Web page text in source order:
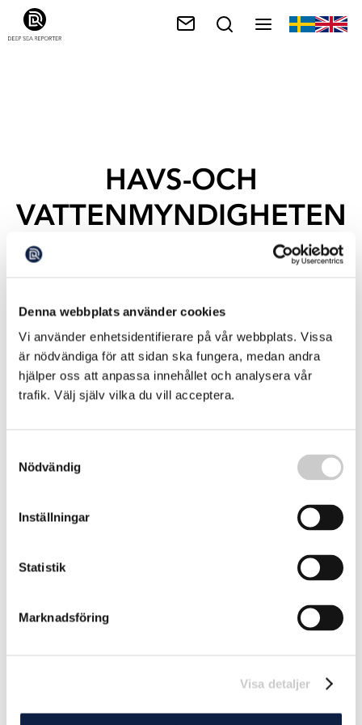
Denna webbplats använder cookies
Vi använder enhetsidentifierare på vår webbplats. Vissa
är nödvändiga för att sidan ska fungera, medan andra
hjälper oss att anpassa innehållet och analysera vår
trafik. Välj själv vilka du vill acceptera.
Nödvändig
Inställningar
Statistik
Marknadsföring
Visa detaljer
HAVS-OCH
VATTENMYNDIGHETEN
Regeringen öppnar för att tillåta ett begränsat småskaligt
ålfisketillstånd till nästa generation, enligt
regleringsbrevet till Havs- och vattenmyndigheten.
2024-01-03